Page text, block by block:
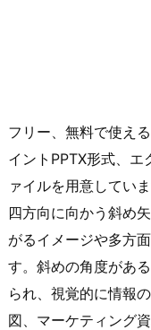
フリー、無料で使え
イントPPTX形式、エ
ァイルを用意していま
四方向に向かう斜め
がるイメージや多方
す。斜めの角度があ
られ、視覚的に情報
図、マーケティング